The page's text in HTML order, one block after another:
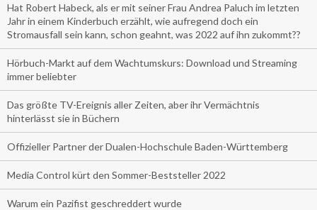
Hat Robert Habeck, als er mit seiner Frau Andrea Paluch im letzten
Jahr in einem Kinderbuch erzählt, wie aufregend doch ein
Stromausfall sein kann, schon geahnt, was 2022 auf ihn zukommt??
Hörbuch-Markt auf dem Wachtumskurs: Download und Streaming
immer beliebter
Das größte TV-Ereignis aller Zeiten, aber ihr Vermächtnis
hinterlässt sie in Büchern
Offizieller Partner der Dualen-Hochschule Baden-Württemberg
Media Control kürt den Sommer-Beststeller 2022
Warum ein Pazifist geschreddert wurde